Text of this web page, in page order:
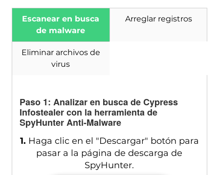
Escanear en busca
de malware
Arreglar registros
Eliminar archivos de
virus
Paso 1: Analizar en busca de Cypress
Infostealer con la herramienta de
SpyHunter Anti-Malware
1. Haga clic en el "Descargar" botón para
pasar a la página de descarga de
SpyHunter.